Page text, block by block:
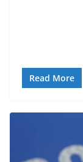
Read More